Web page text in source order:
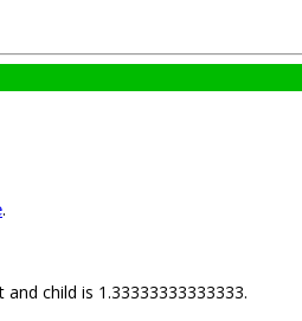
.
child is 1.33333333333333.